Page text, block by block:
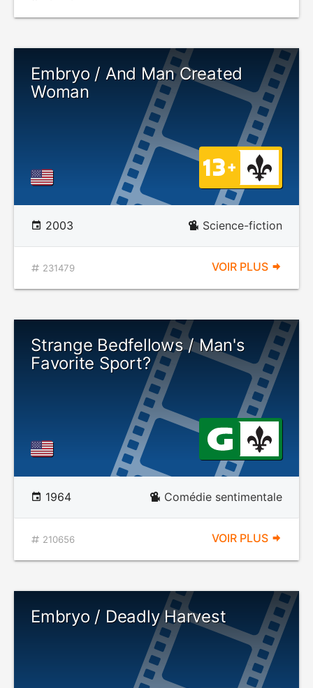
Embryo / And Man Created
Woman
2003 Science-fiction
231479 VOIR PLUS
Strange Bedfellows / Man's
Favorite Sport?
1964 Comédie sentimentale
210656 VOIR PLUS
Embryo / Deadly Harvest